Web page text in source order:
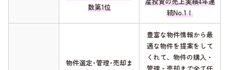
数第1位
続No.1！
物件選定･管理･売却ま
豊富な物件情報から最
適な物件を提案をして
くれて、物件の購入・